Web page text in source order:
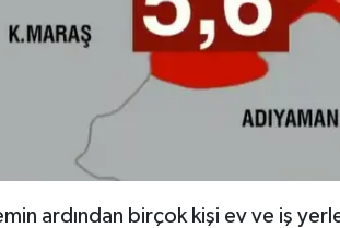
ardından birçok kişi ev ve iş